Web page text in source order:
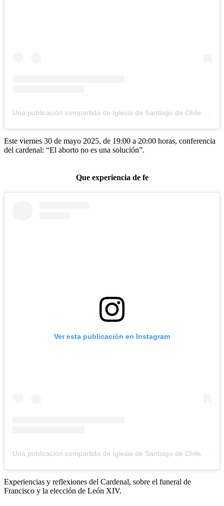
Este viernes 30 de mayo 2025, de 19:00 a 20:00 horas, conferencia
del cardenal: “El aborto no es una solución”.
Que experiencia de fe
Ver esta publicación en Instagram
Experiencias y reflexiones del Cardenal, sobre el funeral de
Francisco y la elección de León XIV.